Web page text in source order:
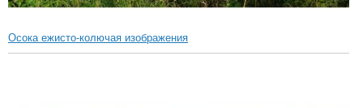
Осока ежисто-колючая изображения